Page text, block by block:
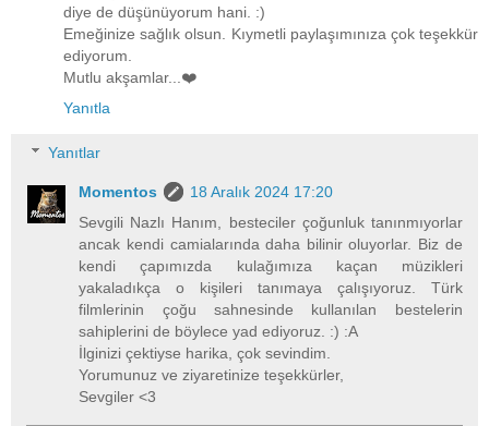
diye de düşünüyorum hani. :)
Emeğinize sağlık olsun. Kıymetli paylaşımınıza çok teşekkür
ediyorum.
Mutlu akşamlar...❤️
Yanıtla
Yanıtlar
Momentos
18 Aralık 2024 17:20
Sevgili Nazlı Hanım, besteciler çoğunluk tanınmıyorlar
ancak kendi camialarında daha bilinir oluyorlar. Biz de
kendi çapımızda kulağımıza kaçan müzikleri
yakaladıkça o kişileri tanımaya çalışıyoruz. Türk
filmlerinin çoğu sahnesinde kullanılan bestelerin
sahiplerini de böylece yad ediyoruz. :) :A
İlginizi çektiyse harika, çok sevindim.
Yorumunuz ve ziyaretinize teşekkürler,
Sevgiler <3